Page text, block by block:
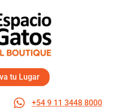
+54 9 11 3448 8000
tu Lugar